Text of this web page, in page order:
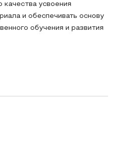
усвоения
и обеспечивать основу
обучения и развития